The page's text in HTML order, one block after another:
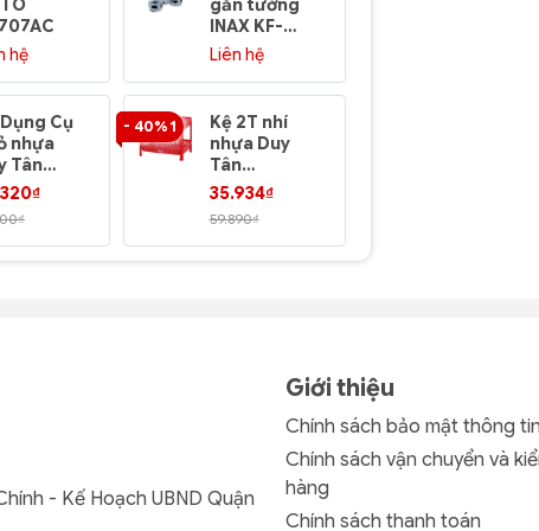
hệ
gắn tường
INAX KF-
643V
(KF643V)
(bỏ mẫu 9.7
Xương)
Liên hệ
Cụ
nhựa
Tân
- 40% 1
Kệ 2T nhí
nhựa Duy
Tân
No.819/2
35.934₫
59.890₫
- Kế Hoạch UBND Quận
Giới thiệu
Chính sách bảo mật thông tin
Chính sách vận chuyển và
hàng
Chính sách thanh toán